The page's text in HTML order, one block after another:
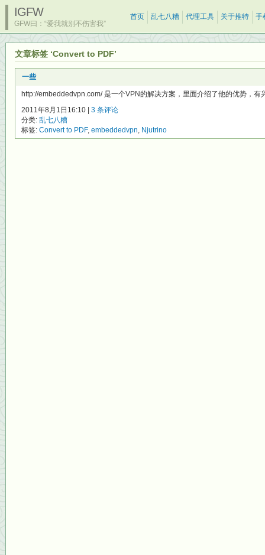
IGFW
GFW曰：“爱我就别不伤害我”
首页 乱七八糟 代理工具 关于推特 手
文章标签 ‘Convert to PDF’
一些
http://embeddedvpn.com/ 是一个VPN的解决方案，里面介绍了他的优势，
2011年8月1日16:10 | 3 条评论
分类: 乱七八糟
标签: Convert to PDF, embeddedvpn, Njutrino